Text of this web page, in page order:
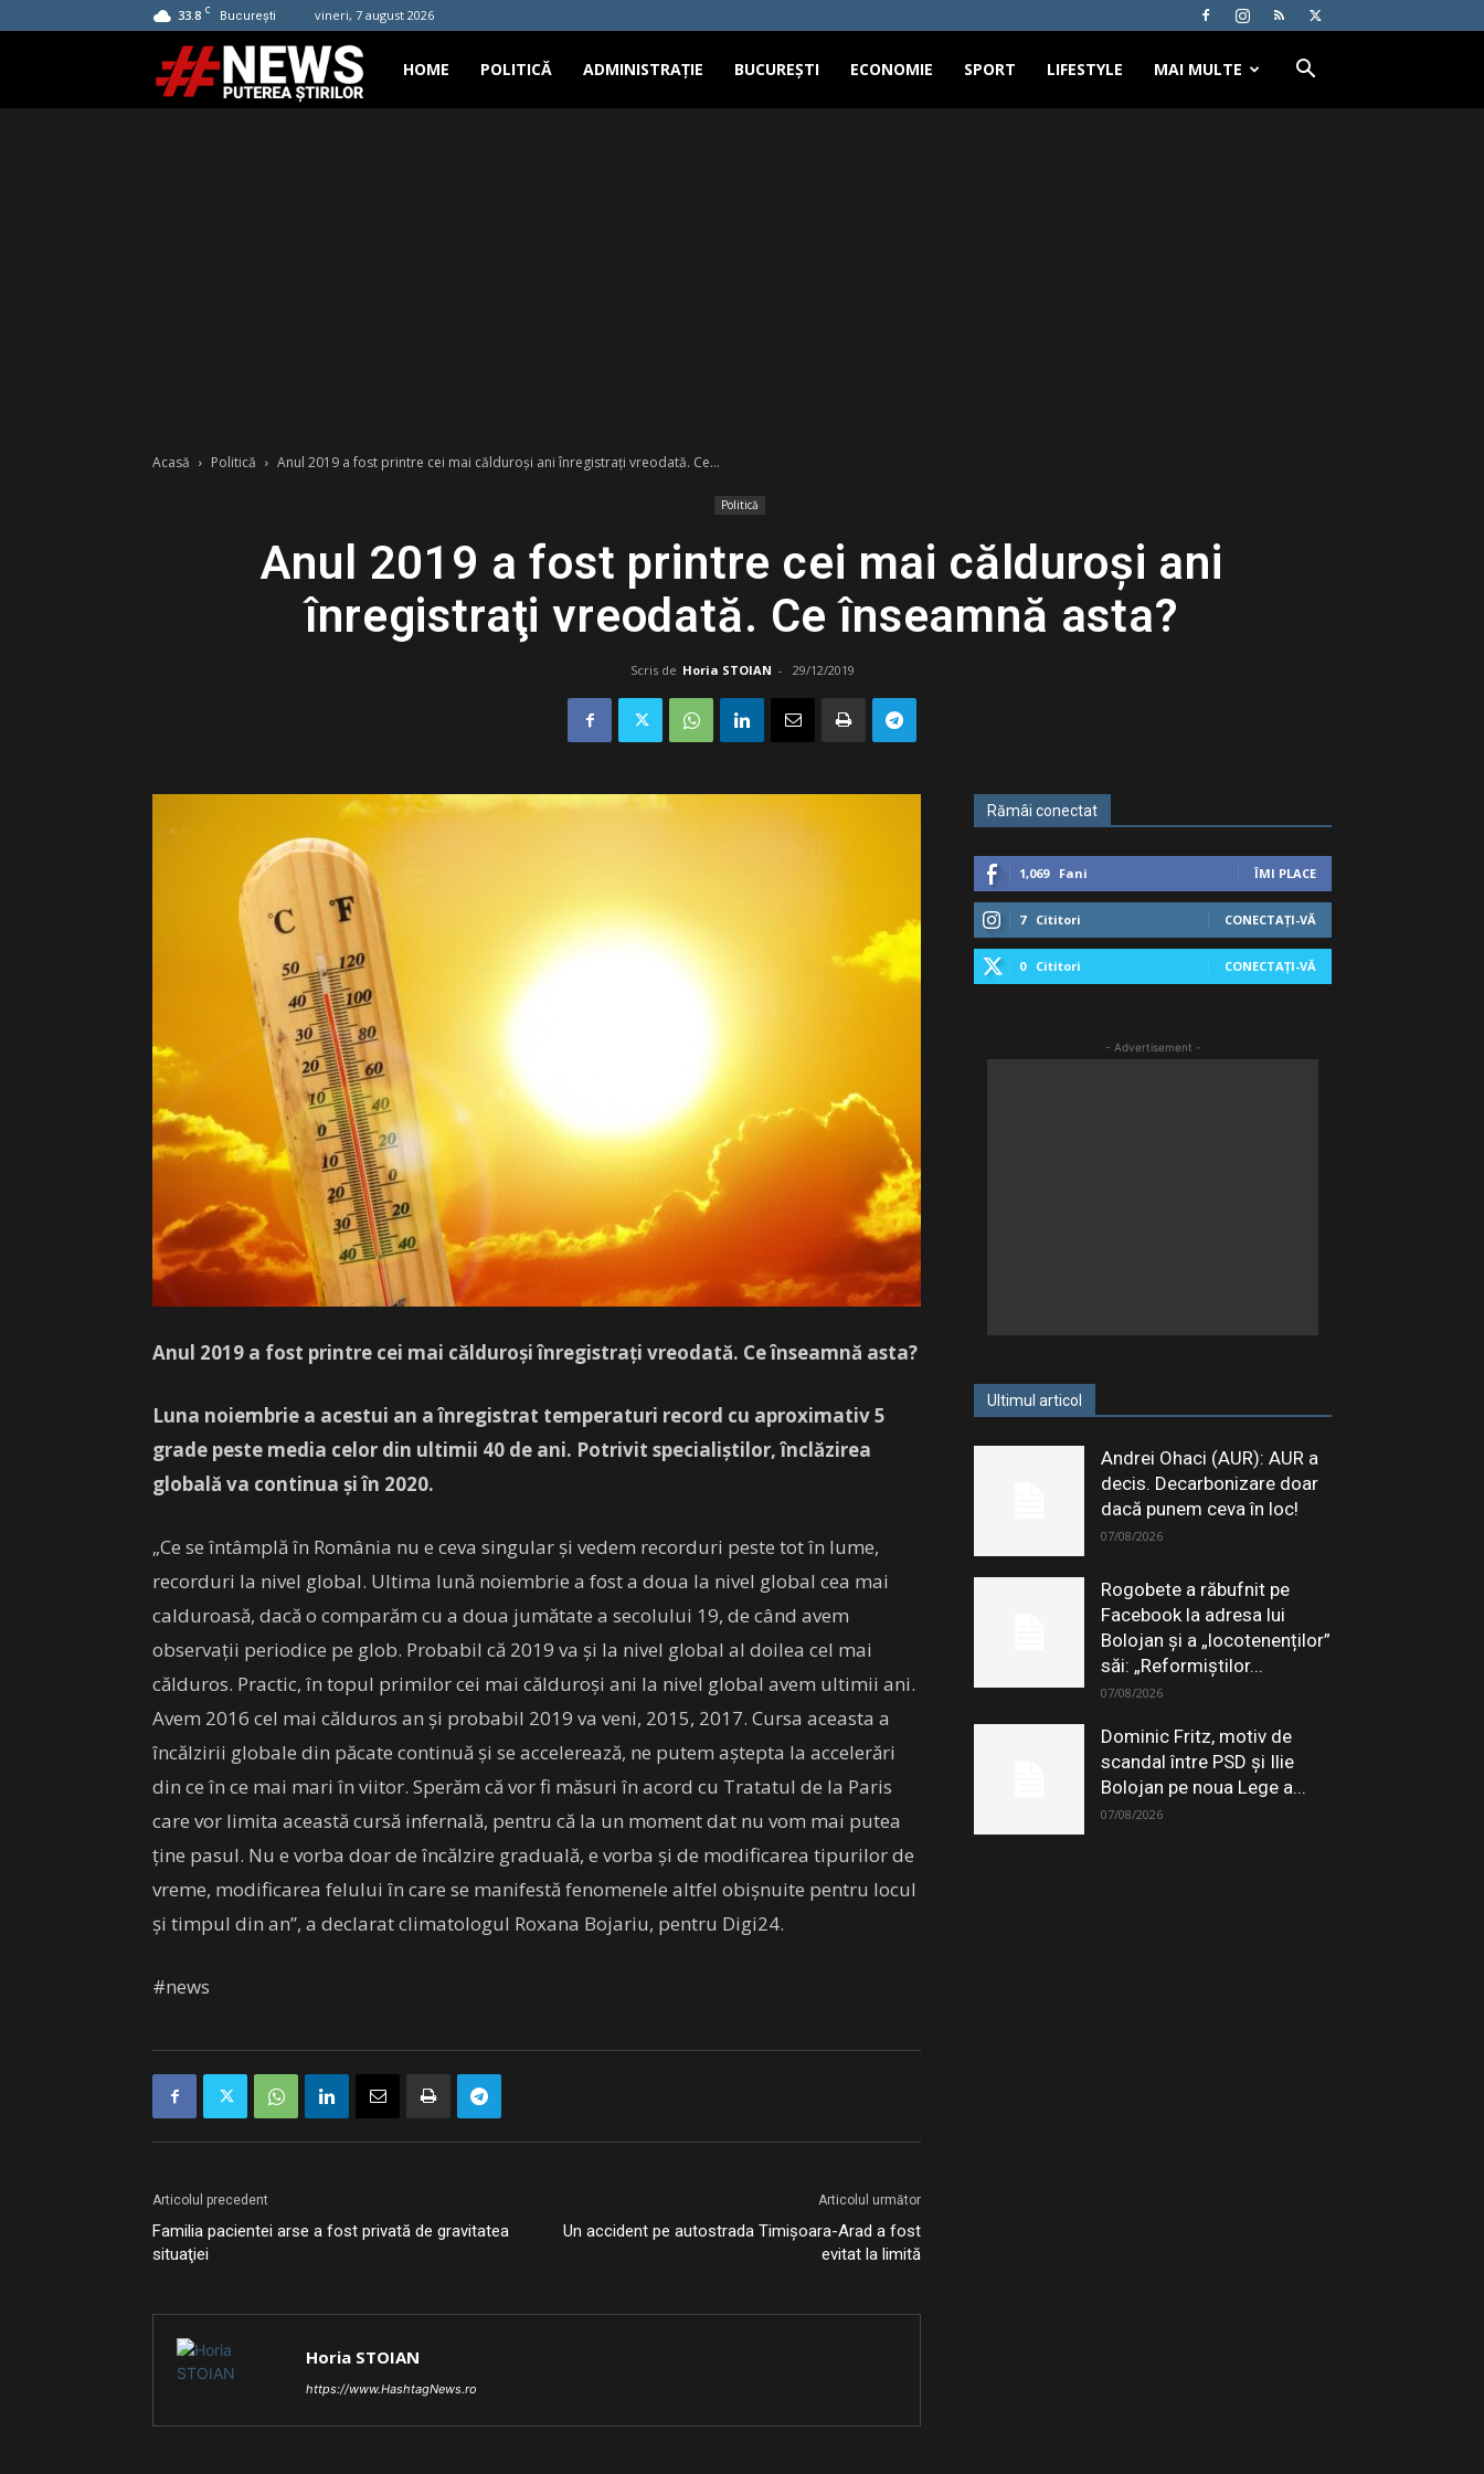
33.8 C București vineri, 7 august 2026
Hashtag
HOME POLITICĂ ADMINISTRAȚIE BUCUREȘTI ECONOMIE SPORT LIFESTYLE MAI MULTE
Acasă Politică Anul 2019 a fost printre cei mai călduroşi ani înregistraţi vreodată. Ce...
Politică
Anul 2019 a fost printre cei mai călduroşi ani
înregistraţi vreodată. Ce înseamnă asta?
Scris de Horia STOIAN - 29/12/2019
Anul 2019 a fost printre cei mai călduroşi înregistraţi vreodată. Ce înseamnă asta?
Luna noiembrie a acestui an a înregistrat temperaturi record cu aproximativ 5
grade peste media celor din ultimii 40 de ani. Potrivit specialiştilor, înclăzirea
globală va continua şi în 2020.
„Ce se întâmplă în România nu e ceva singular și vedem recorduri peste tot în lume,
recorduri la nivel global. Ultima lună noiembrie a fost a doua la nivel global cea mai
calduroasă, dacă o comparăm cu a doua jumătate a secolului 19, de când avem
observații periodice pe glob. Probabil că 2019 va și la nivel global al doilea cel mai
călduros. Practic, în topul primilor cei mai călduroși ani la nivel global avem ultimii ani.
Avem 2016 cel mai călduros an și probabil 2019 va veni, 2015, 2017. Cursa aceasta a
încălzirii globale din păcate continuă și se accelerează, ne putem aștepta la accelerări
din ce în ce mai mari în viitor. Sperăm că vor fi măsuri în acord cu Tratatul de la Paris
care vor limita această cursă infernală, pentru că la un moment dat nu vom mai putea
ține pasul. Nu e vorba doar de încălzire graduală, e vorba și de modificarea tipurilor de
vreme, modificarea felului în care se manifestă fenomenele altfel obișnuite pentru locul
și timpul din an”, a declarat climatologul Roxana Bojariu, pentru Digi24.
#news
Articolul precedent
Familia pacientei arse a fost privată de gravitatea
situaţiei
Articolul următor
Un accident pe autostrada Timişoara-Arad a fost
evitat la limită
Horia STOIAN
https://www.HashtagNews.ro
Rămâi conectat
1,069 Fani ÎMI PLACE
7 Cititori CONECTAȚI-VĂ
0 Cititori CONECTAȚI-VĂ
- Advertisement -
Ultimul articol
Andrei Ohaci (AUR): AUR a
decis. Decarbonizare doar
dacă punem ceva în loc!
07/08/2026
Rogobete a răbufnit pe
Facebook la adresa lui
Bolojan și a „locotenenților”
săi: „Reformiștilor...
07/08/2026
Dominic Fritz, motiv de
scandal între PSD și Ilie
Bolojan pe noua Lege a...
07/08/2026